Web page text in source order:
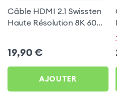
Câble HDMI 2.1 Swissten
Haute Résolution 8K 60Hz
19,90 €
AJOUTER